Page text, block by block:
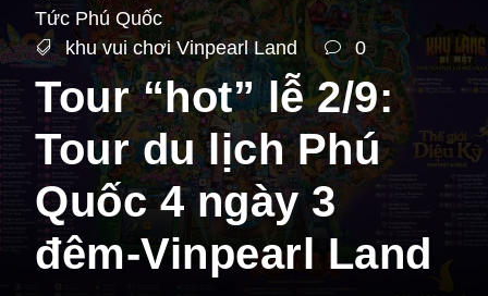
Tức Phú Quốc
khu vui chơi Vinpearl Land
0
Tour “hot” lễ 2/9:
Tour du lịch Phú
Quốc 4 ngày 3
đêm-Vinpearl Land